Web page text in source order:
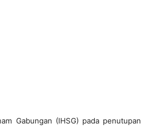
Gabungan (IHSG) pada penutupan